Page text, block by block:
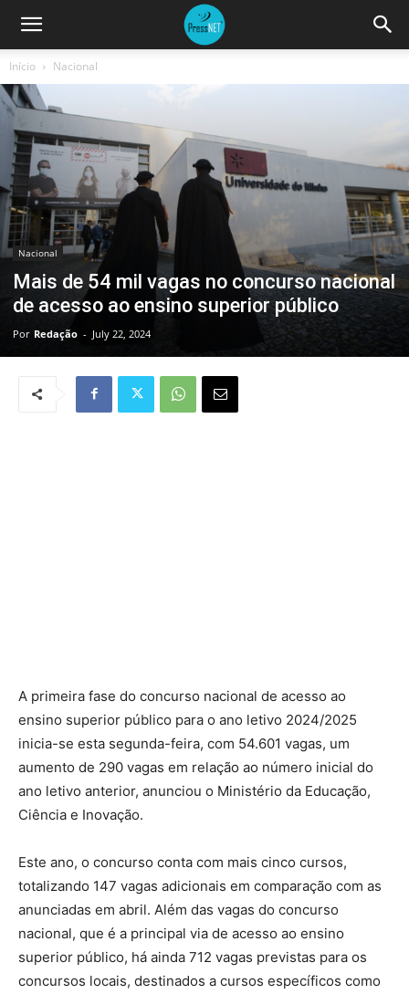
Início Nacional
Nacional
Mais de 54 mil vagas no concurso nacional
de acesso ao ensino superior público
Por Redação - July 22, 2024
A primeira fase do concurso nacional de acesso ao
ensino superior público para o ano letivo 2024/2025
inicia-se esta segunda-feira, com 54.601 vagas, um
aumento de 290 vagas em relação ao número inicial do
ano letivo anterior, anunciou o Ministério da Educação,
Ciência e Inovação.
Este ano, o concurso conta com mais cinco cursos,
totalizando 147 vagas adicionais em comparação com as
anunciadas em abril. Além das vagas do concurso
nacional, que é a principal via de acesso ao ensino
superior público, há ainda 712 vagas previstas para os
concursos locais, destinados a cursos específicos como